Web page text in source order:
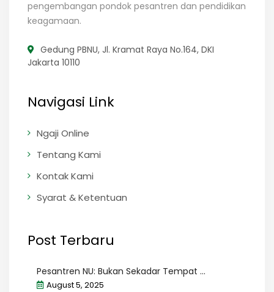
pengembangan pondok pesantren dan pendidikan
keagamaan.
Gedung PBNU, Jl. Kramat Raya No.164, DKI
Jakarta 10110
Navigasi Link
Ngaji Online
Tentang Kami
Kontak Kami
Syarat & Ketentuan
Post Terbaru
Pesantren NU: Bukan Sekadar Tempat ...
August 5, 2025